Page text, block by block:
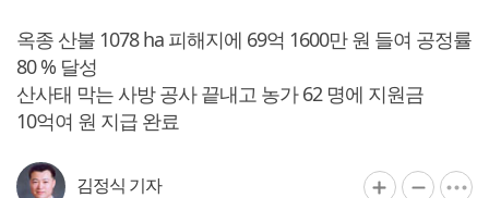
옥종 산불 1078 ha 피해지에 69억 1600만 원 들여 공정률
80 % 달성
산사태 막는 사방 공사 끝내고 농가 62 명에 지원금
10억여 원 지급 완료
김정식 기자